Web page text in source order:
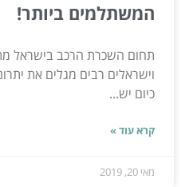
המשתלמים ביותר!
תחום השכרת הרכב בישראל
וישראלים רבים מגלים את
כיום יש...
קרא עוד »
מאי 20, 2019